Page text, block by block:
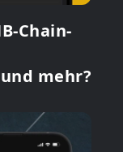
Chain-
mehr?